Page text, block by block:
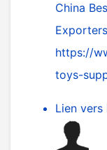
China
Exporters
https://
toys-
Lien